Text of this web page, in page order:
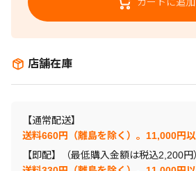
店舗在庫
【通常配送】
送料660円（離島を除く）。11,000円
【即配】（最低購入金額は税込2,200円